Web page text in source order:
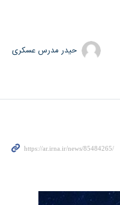
حیدر مدرس عسکری